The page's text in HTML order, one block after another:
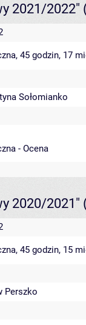
2021/2022"
45 godzin, 17
Sołomianko
- Ocena
2020/2021"
45 godzin, 15
Perszko